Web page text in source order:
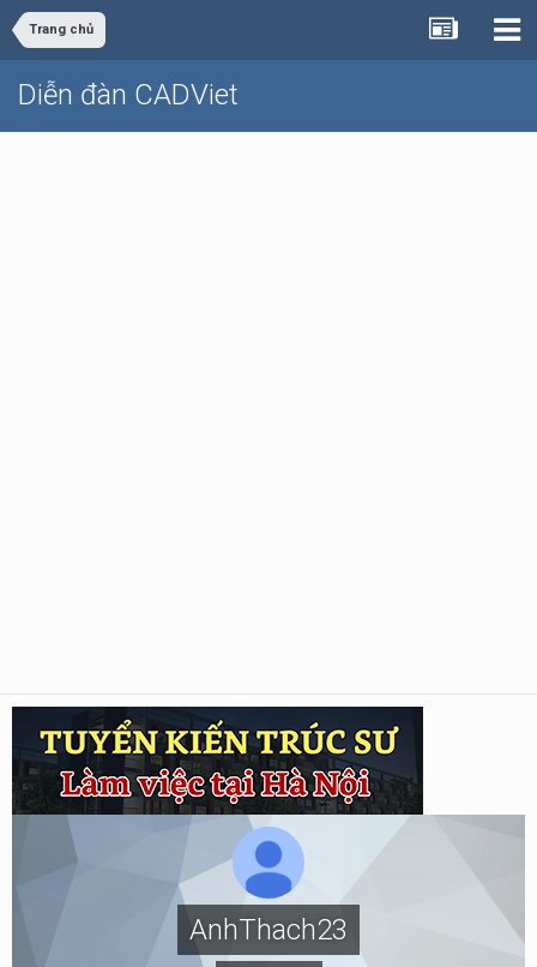
Trang chủ
Diễn đàn CADViet
AnhThach23